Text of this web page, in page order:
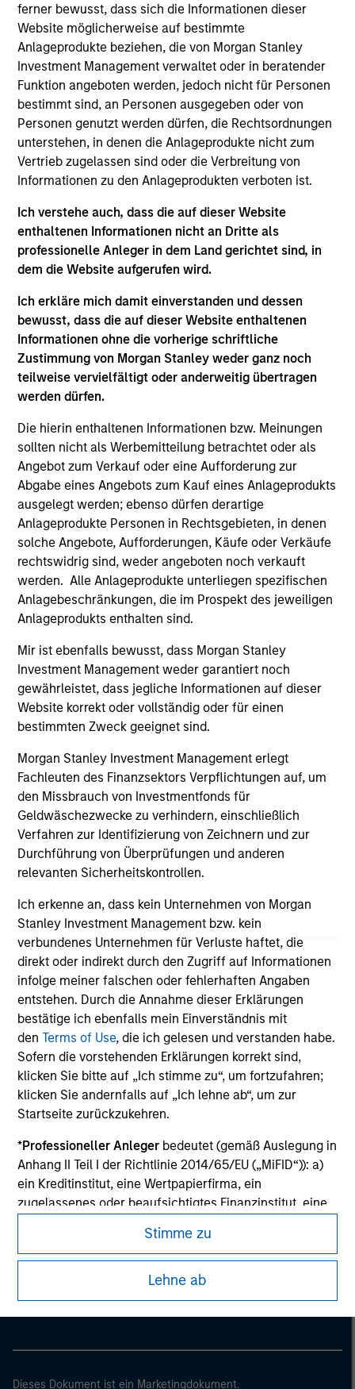
ferner bewusst, dass sich die Informationen dieser
Website möglicherweise auf bestimmte
Anlageprodukte beziehen, die von Morgan Stanley
Investment Management verwaltet oder in beratender
Funktion angeboten werden, jedoch nicht für Personen
bestimmt sind, an Personen ausgegeben oder von
Personen genutzt werden dürfen, die Rechtsordnungen
unterstehen, in denen die Anlageprodukte nicht zum
Vertrieb zugelassen sind oder die Verbreitung von
Informationen zu den Anlageprodukten verboten ist.
Ich verstehe auch, dass die auf dieser Website
enthaltenen Informationen nicht an Dritte als
professionelle Anleger in dem Land gerichtet sind, in
dem die Website aufgerufen wird.
Ich erkläre mich damit einverstanden und dessen
bewusst, dass die auf dieser Website enthaltenen
Informationen ohne die vorherige schriftliche
Zustimmung von Morgan Stanley weder ganz noch
teilweise vervielfältigt oder anderweitig übertragen
werden dürfen.
Die hierin enthaltenen Informationen bzw. Meinungen
sollten nicht als Werbemitteilung betrachtet oder als
Angebot zum Verkauf oder eine Aufforderung zur
Abgabe eines Angebots zum Kauf eines Anlageprodukts
ausgelegt werden; ebenso dürfen derartige
Anlageprodukte Personen in Rechtsgebieten, in denen
solche Angebote, Aufforderungen, Käufe oder Verkäufe
rechtswidrig sind, weder angeboten noch verkauft
werden. Alle Anlageprodukte unterliegen spezifischen
Anlagebeschränkungen, die im Prospekt des jeweiligen
Anlageprodukts enthalten sind.
Mir ist ebenfalls bewusst, dass Morgan Stanley
Investment Management weder garantiert noch
gewährleistet, dass jegliche Informationen auf dieser
Website korrekt oder vollständig oder für einen
bestimmten Zweck geeignet sind.
Morgan Stanley Investment Management erlegt
Fachleuten des Finanzsektors Verpflichtungen auf, um
den Missbrauch von Investmentfonds für
Geldwäschezwecke zu verhindern, einschließlich
Verfahren zur Identifizierung von Zeichnern und zur
Durchführung von Überprüfungen und anderen
relevanten Sicherheitskontrollen.
Ich erkenne an, dass kein Unternehmen von Morgan
Stanley Investment Management bzw. kein
verbundenes Unternehmen für Verluste haftet, die
direkt oder indirekt durch den Zugriff auf Informationen
infolge meiner falschen oder fehlerhaften Angaben
entstehen. Durch die Annahme dieser Erklärungen
bestätige ich ebenfalls mein Einverständnis mit
denTerms of Use, die ich gelesen und verstanden habe.
Sofern die vorstehenden Erklärungen korrekt sind,
klicken Sie bitte auf „Ich stimme zu“, um fortzufahren;
klicken Sie andernfalls auf „Ich lehne ab“, um zur
Startseite zurückzukehren.
*Professioneller Anleger bedeutet (gemäß Auslegung in
Anhang II Teil I der Richtlinie 2014/65/EU („MiFID“)): a)
ein Kreditinstitut, eine Wertpapierfirma, ein
zugelassenes oder beaufsichtigtes Finanzinstitut, eine
gemeinsame Anlagen oder dessen
Verwaltungsgesellschaft, ein Pensionsfonds oder
dessen Verwaltungsgesellschaft, ein Warenhändler
oder Waren-Derivatehändler oder ein sonstiger
institutioneller Anleger, der in jedem Fall für die Tätigkeit
beaufsichtigt werden muss; b) ein Großunternehmen,
Stimme zu
Lehne ab
2019. Sharveen was a Senior Engagement Manager
at McKinsey (2014-2019) where she focused on
Strategy and Growth Transformation Advisory. Prior
to McKinsey, Sharveen was an Associate at
Goldman Sachs (2008-2012) within their
Commodities Power and Natural Gas business.
Sharveen holds a B.S. and M.S. from Florida
Institute of Technology and an MBA from Columbia
Business School.
Team Insights
Private Equity 2026 Midyear Outlook
The foundation for a multi-year recovery is
now in place. The next phase depends less on
direction than on breadth.
16-JUL-2026
May not represent all Team Members.
The information on this page is for informational
purposes only. The information contained herein does
not constitute and should not be construed as an
offering of advisory services or an offer to sell or a
jurisdiction in which such offer or solicitation,
purchase or sale would be unlawful under the
securities, insurance or other laws of such jurisdiction.
All investing involves risks, including a loss of principal.
Please refer to the strategy detail page for important
information on the strategy, including additional risk
considerations.
Morgan Stanley
Morgan Stanley Careers
Dieses Dokument ist ein Marketingdokument.